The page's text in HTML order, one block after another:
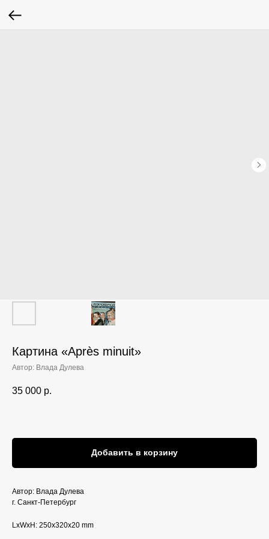
Картина «‎Après minuit»‎
Автор: Влада Дулева
35 000 р.
Добавить в корзину
Автор: Влада Дулева
г. Санкт-Петербург
LxWxH: 250x320x20 mm